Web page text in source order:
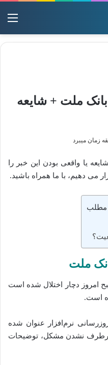
ملت + شایعه
یا واقعی بودن این خبر را
می دهیم، با ما همراه باشید.
مطلب
ملت
امروز دچار اختلال شده است
است.
نرم‌افزار عنوان شده
نشدن مشکل، توضیحات